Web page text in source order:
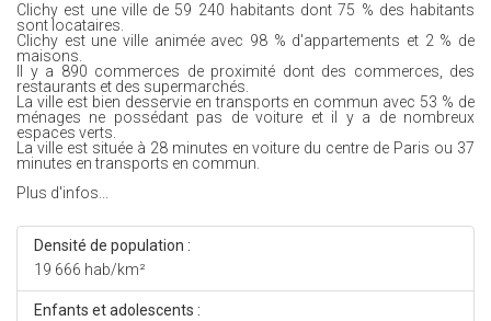
Clichy est une ville de 59 240 habitants dont 75 % des habitants
sont locataires.
Clichy est une ville animée avec 98 % d'appartements et 2 % de
maisons.
Il y a 890 commerces de proximité dont des commerces, des
restaurants et des supermarchés.
La ville est bien desservie en transports en commun avec 53 % de
ménages ne possédant pas de voiture et il y a de nombreux
espaces verts.
La ville est située à 28 minutes en voiture du centre de Paris ou 37
minutes en transports en commun.
Plus d'infos...
Densité de population :
19 666 hab/km²
Enfants et adolescents :